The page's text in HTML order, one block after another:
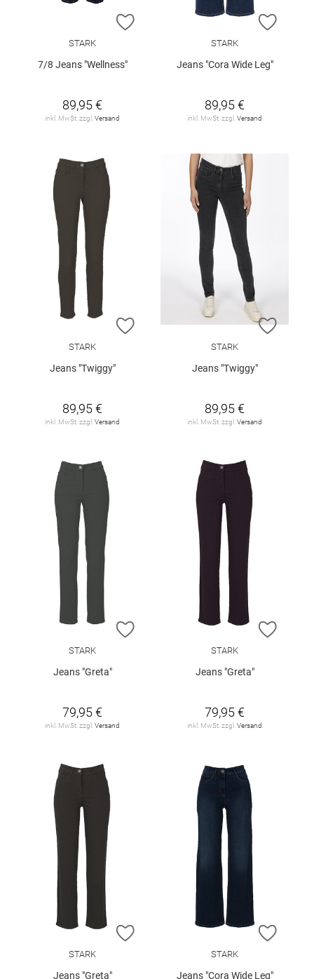
ZUR WUNSCHLISTE HINZUFÜGEN
STARK
7/8 Jeans "Wellness"
89,95 €
inkl. MwSt. zzgl. Versand
ZUR
STARK
Jeans "Cora Wide Leg"
89,95 €
inkl. MwSt. zzgl. Versand
ZUR WUNSCHLISTE HINZUFÜGEN
STARK
Jeans "Twiggy"
89,95 €
inkl. MwSt. zzgl. Versand
ZUR
STARK
Jeans "Twiggy"
89,95 €
inkl. MwSt. zzgl. Versand
ZUR WUNSCHLISTE HINZUFÜGEN
STARK
Jeans "Greta"
79,95 €
inkl. MwSt. zzgl. Versand
ZUR
STARK
Jeans "Greta"
79,95 €
inkl. MwSt. zzgl. Versand
ZUR WUNSCHLISTE HINZUFÜGEN
STARK
Jeans "Greta"
ZUR
STARK
Jeans "Cora Wide Leg"